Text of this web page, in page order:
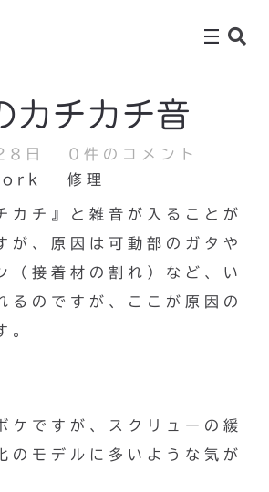
カチカチ音
日
0件のコメント
修理
カチ』と雑音が入ることが
が、原因は可動部のガタや
（接着材の割れ）など、い
るのですが、ここが原因の
。
ケですが、スクリューの緩
のモデルに多いような気が